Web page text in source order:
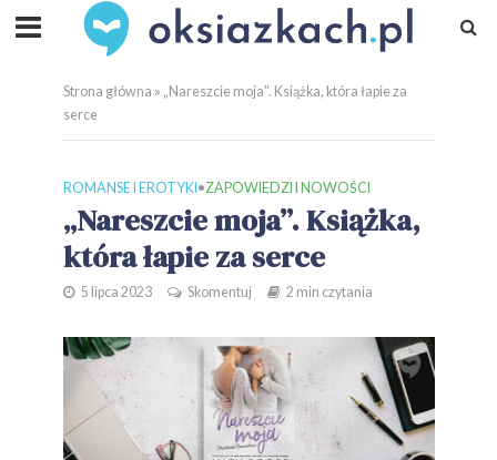
Strona główna » „Nareszcie moja”. Książka, która łapie za
serce
ROMANSE I EROTYKI •ZAPOWIEDZI I NOWOŚCI
„Nareszcie moja”. Książka,
która łapie za serce
5 lipca 2023 Skomentuj 2 min czytania